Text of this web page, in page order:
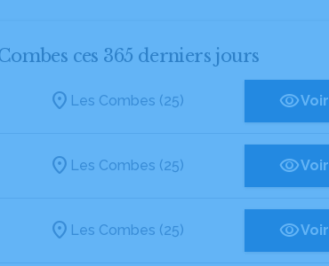
ces 365 derniers jours
Les Combes (25) Voir
Les Combes (25) Voir
Les Combes (25) Voir